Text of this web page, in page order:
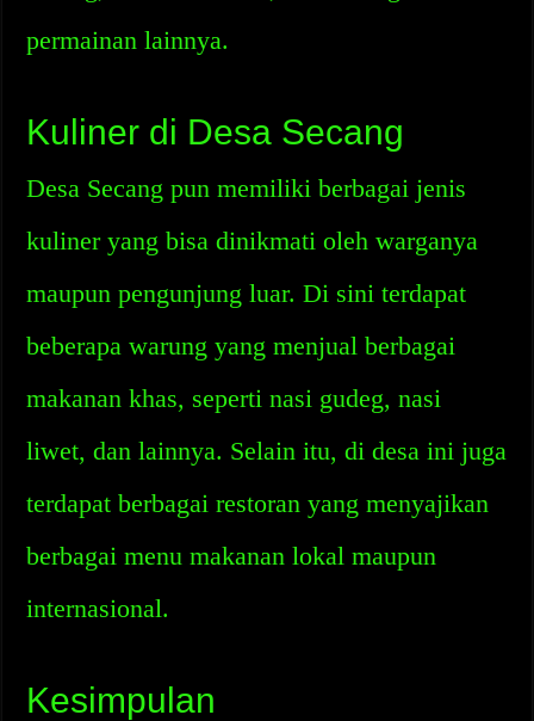
permainan lainnya.
Kuliner di Desa Secang
Desa Secang pun memiliki berbagai jenis
kuliner yang bisa dinikmati oleh warganya
maupun pengunjung luar. Di sini terdapat
beberapa warung yang menjual berbagai
makanan khas, seperti nasi gudeg, nasi
liwet, dan lainnya. Selain itu, di desa ini juga
terdapat berbagai restoran yang menyajikan
berbagai menu makanan lokal maupun
internasional.
Kesimpulan